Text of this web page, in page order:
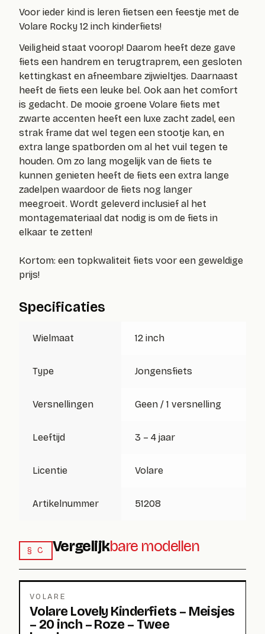
Voor ieder kind is leren fietsen een feestje met de
Volare Rocky 12 inch kinderfiets!
Veiligheid staat voorop! Daarom heeft deze gave
fiets een handrem en terugtraprem, een gesloten
kettingkast en afneembare zijwieltjes. Daarnaast
heeft de fiets een leuke bel. Ook aan het comfort
is gedacht. De mooie groene Volare fiets met
zwarte accenten heeft een luxe zacht zadel, een
strak frame dat wel tegen een stootje kan, en
extra lange spatborden om al het vuil tegen te
houden. Om zo lang mogelijk van de fiets te
kunnen genieten heeft de fiets een extra lange
zadelpen waardoor de fiets nog langer
meegroeit. Wordt geleverd inclusief al het
montagemateriaal dat nodig is om de fiets in
elkaar te zetten!
Kortom: een topkwaliteit fiets voor een geweldige
prijs!
Specificaties
Wielmaat 12 inch
Type Jongensfiets
Versnellingen Geen / 1 versnelling
Leeftijd 3 – 4 jaar
Licentie Volare
Artikelnummer 51208
§ C Vergelijkbare modellen
VOLARE
Volare Lovely Kinderfiets – Meisjes
– 20 inch – Roze – Twee